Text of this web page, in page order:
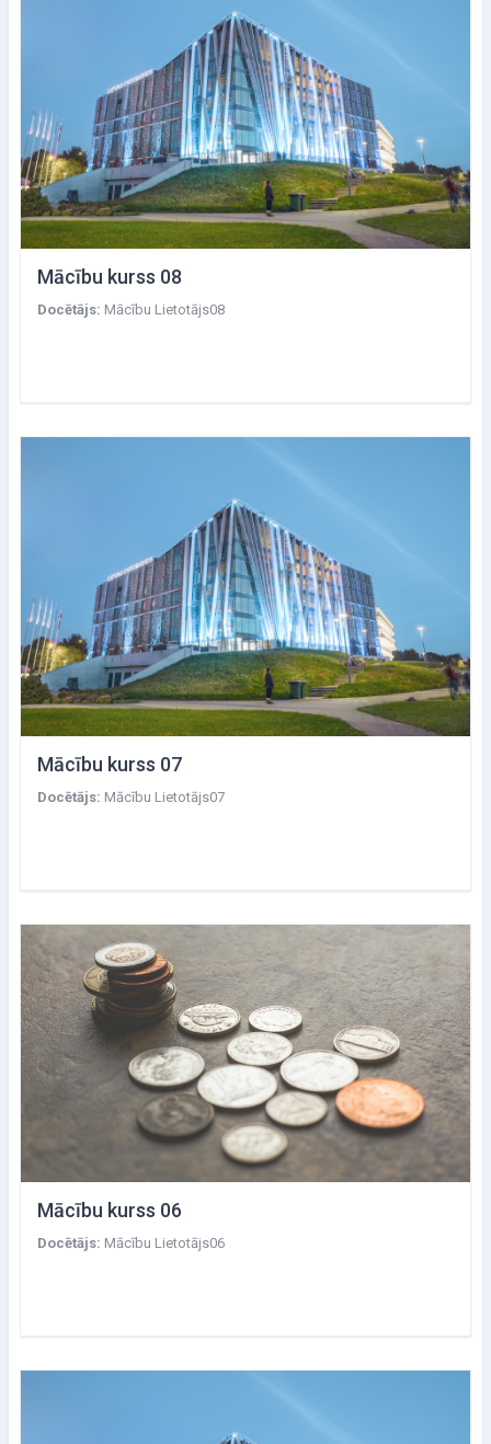
Mācību kurss 08
Docētājs: Mācību Lietotājs08
Mācību kurss 07
Docētājs: Mācību Lietotājs07
Mācību kurss 06
Docētājs: Mācību Lietotājs06